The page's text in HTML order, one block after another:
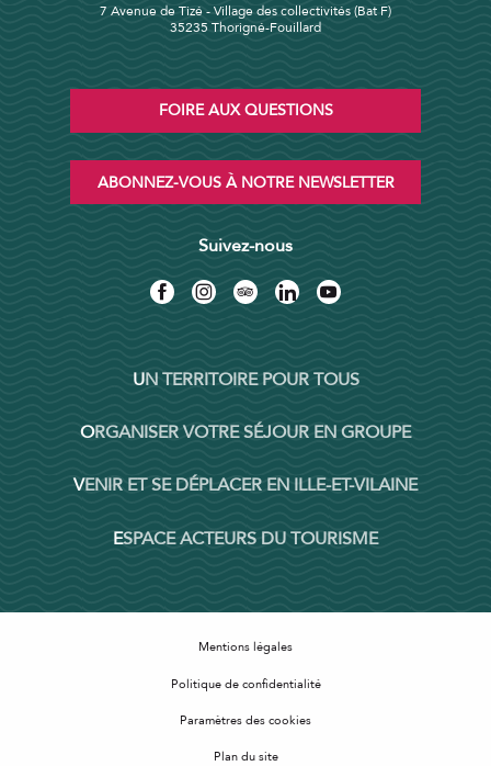
7 Avenue de Tizé - Village des collectivités (Bat F)
35235 Thorigné-Fouillard
FOIRE AUX QUESTIONS
ABONNEZ-VOUS À NOTRE NEWSLETTER
Suivez-nous
UN TERRITOIRE POUR TOUS
ORGANISER VOTRE SÉJOUR EN GROUPE
VENIR ET SE DÉPLACER EN ILLE-ET-VILAINE
ESPACE ACTEURS DU TOURISME
Mentions légales
Politique de confidentialité
Paramètres des cookies
Plan du site